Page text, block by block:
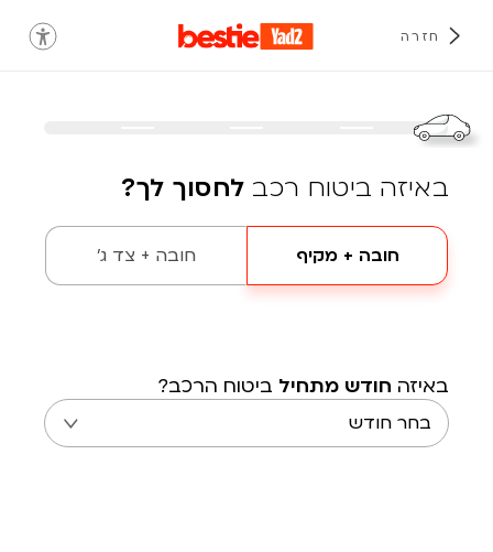
חזרה
באיזה ביטוח רכב לחסוך לך?
חובה + מקיף חובה + צד ג'
באיזה חודש מתחיל ביטוח הרכב?